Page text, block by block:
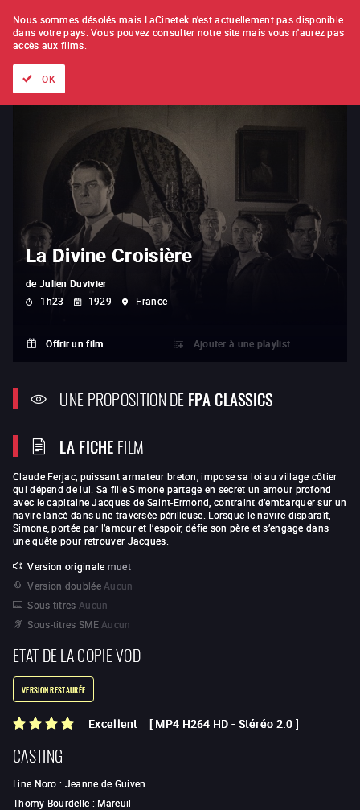
À L'UNITÉ ABONNEMENT
La Divine Croisière
de Julien Duvivier
1h23
1929 France
Offrir un film Ajouter à une playlist
UNE PROPOSITION DEFPA CLASSICS
LA FICHEFILM
Claude Ferjac, puissant armateur breton, impose sa loi au village côtier
qui dépend de lui. Sa fille Simone partage en secret un amour profond
avec le capitaine Jacques de Saint-Ermond, contraint d’embarquer sur un
navire lancé dans une traversée périlleuse. Lorsque le navire disparaît,
Simone, portée par l’amour et l’espoir, défie son père et s’engage dans
une quête pour retrouver Jacques.
Version originale muet
Version doublée Aucun
Sous-titres Aucun
Sous-titres SME Aucun
ETAT DE LA COPIE VOD
VERSION RESTAURÉE
Excellent [ MP4 H264 HD - Stéréo 2.0 ]
CASTING
Line Noro : Jeanne de Guiven
Thomy Bourdelle : Mareuil
Nous sommes désolés mais LaCinetek n'est actuellement pas disponible
dans votre pays. Vous pouvez consulter notre site mais vous n'aurez pas
accès aux films.
OK